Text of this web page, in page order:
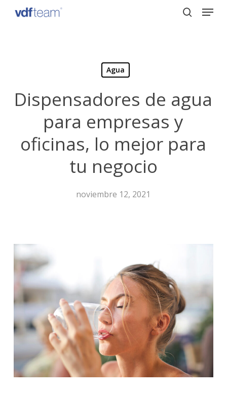
Menu
Agua
Dispensadores de agua
para empresas y
oficinas, lo mejor para
tu negocio
noviembre 12, 2021